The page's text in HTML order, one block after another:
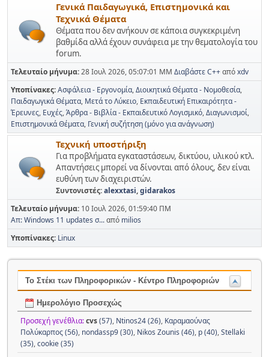
Γενικά Παιδαγωγικά, Επιστημονικά και
Τεχνικά Θέματα
Θέματα που δεν ανήκουν σε κάποια συγκεκριμένη
βαθμίδα αλλά έχουν συνάφεια με την θεματολογία του
forum.
Τελευταίο μήνυμα:28 Ιουλ 2026, 05:07:01 ΜΜ Διαβάστε C++απόxdv
Υποπίνακες Ασφάλεια - Εργονομία Διοικητικά Θέματα - Νομοθεσία
Παιδαγωγικά Θέματα Μετά το Λύκειο Εκπαιδευτική Επικαιρότητα -
Έρευνες Ευχές Άρθρα - Βιβλία - Εκπαιδευτικό Λογισμικό Διαγωνισμοί
Επιστημονικά Θέματα Γενική συζήτηση (μόνο για ανάγνωση)
Τεχνική υποστήριξη
Για προβλήματα εγκαταστάσεων, δικτύου, υλικού κτλ.
Απαντήσεις μπορεί να δίνονται από όλους, δεν είναι
ευθύνη των διαχειριστών.
Συντονιστές:alexxtasi,gidarakos
Τελευταίο μήνυμα: 10 Ιουλ 2026, 01:59:40 ΠΜ
Απ: Windows 11 updates σ...από milios
Υποπίνακες Linux
Το Στέκι των Πληροφορικών - Κέντρο Πληροφοριών
Ημερολόγιο Προσεχώς
Προσεχή γενέθλια:cvs(57), Ntinos24 (26), Καραμαούνας
Πολύκαρπος (56), nondassp9 (30), Nikos Zounis (46), p (40),Stellaki
(35),cookie (35)